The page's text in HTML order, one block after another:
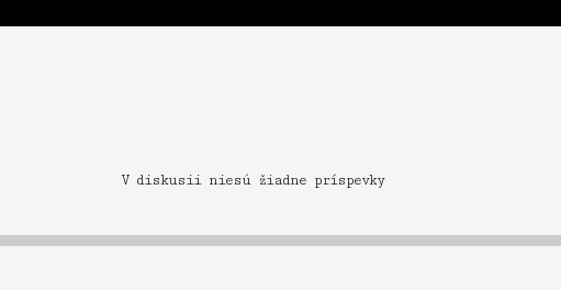
V diskusii niesú žiadne príspevky